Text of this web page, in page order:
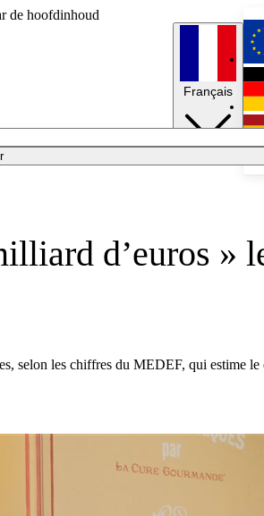
de hoofdinhoud
Français
d’euros »
selon les chiffres du MEDEF, qui estime